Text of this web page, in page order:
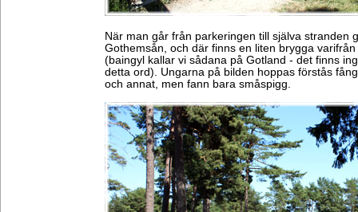
När man går från parkeringen till själva stranden
Gothemsån, och där finns en liten brygga
(baingyl kallar vi sådana på Gotland - det finns
detta ord). Ungarna på bilden hoppas förstås
och annat, men fann bara småspigg.